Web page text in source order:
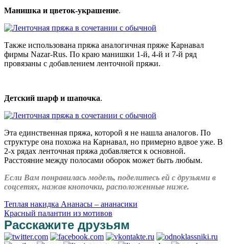
Манишка и цветок-украшение.
Также использована пряжа аналогичная пряже Карнавал
фирмы Nazar-Rus. По краю манишки 1-й, 4-й и 7-й ряд
провязаны с добавлением ленточной пряжи.
Детский шарф и шапочка.
Эта единственная пряжа, которой я не нашла аналогов. По
структуре она похожа на Карнавал, но примерно вдвое уже. В
2-х рядах ленточная пряжа добавляется к основной.
Расстояние между полосами оборок может быть любым.
Если Вам понравилась модель, поделитесь ей с друзьями в
соцсетях, нажав кнопочки, расположенные ниже.
Теплая накидка Ананасы – ананасики
Красный палантин из мотивов
Расскажите друзьям